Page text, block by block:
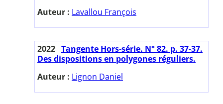
Auteur : Lavallou François
2022 Tangente Hors-série. N° 82. p. 37-37.
Des dispositions en polygones réguliers.
Auteur : Lignon Daniel